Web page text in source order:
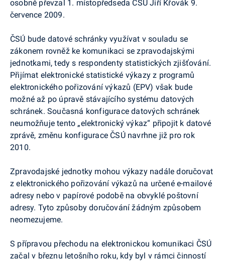
osobně převzal 1. místopředseda ČSÚ Jiří Křovák 9.
července 2009.
ČSÚ bude datové schránky využívat v souladu se
zákonem rovněž ke komunikaci se zpravodajskými
jednotkami, tedy s respondenty statistických zjišťování.
Přijímat elektronické statistické výkazy z programů
elektronického pořizování výkazů (EPV) však bude
možné až po úpravě stávajícího systému datových
schránek. Současná konfigurace datových schránek
neumožňuje tento „elektronický výkaz“ připojit k datové
zprávě, změnu konfigurace ČSÚ navrhne již pro rok
2010.
Zpravodajské jednotky mohou výkazy nadále doručovat
z elektronického pořizování výkazů na určené e-mailové
adresy nebo v papírové podobě na obvyklé poštovní
adresy. Tyto způsoby doručování žádným způsobem
neomezujeme.
S přípravou přechodu na elektronickou komunikaci ČSÚ
začal v březnu letošního roku, kdy byl v rámci činností